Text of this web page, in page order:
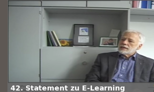
42. Statement zu E-Learning